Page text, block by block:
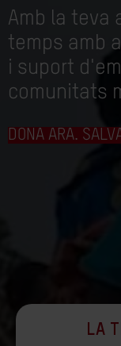
Amb la teva
temps amb
i suport
comunitats
DONA ARA.
LA